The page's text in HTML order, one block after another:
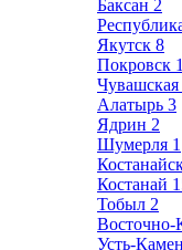
Баксан 2
Якутск 8
Покровск 1
Чувашская
Алатырь 3
Ядрин 2
Шумерля 1
Костанай
Тобыл 2
Восточно-
Усть-